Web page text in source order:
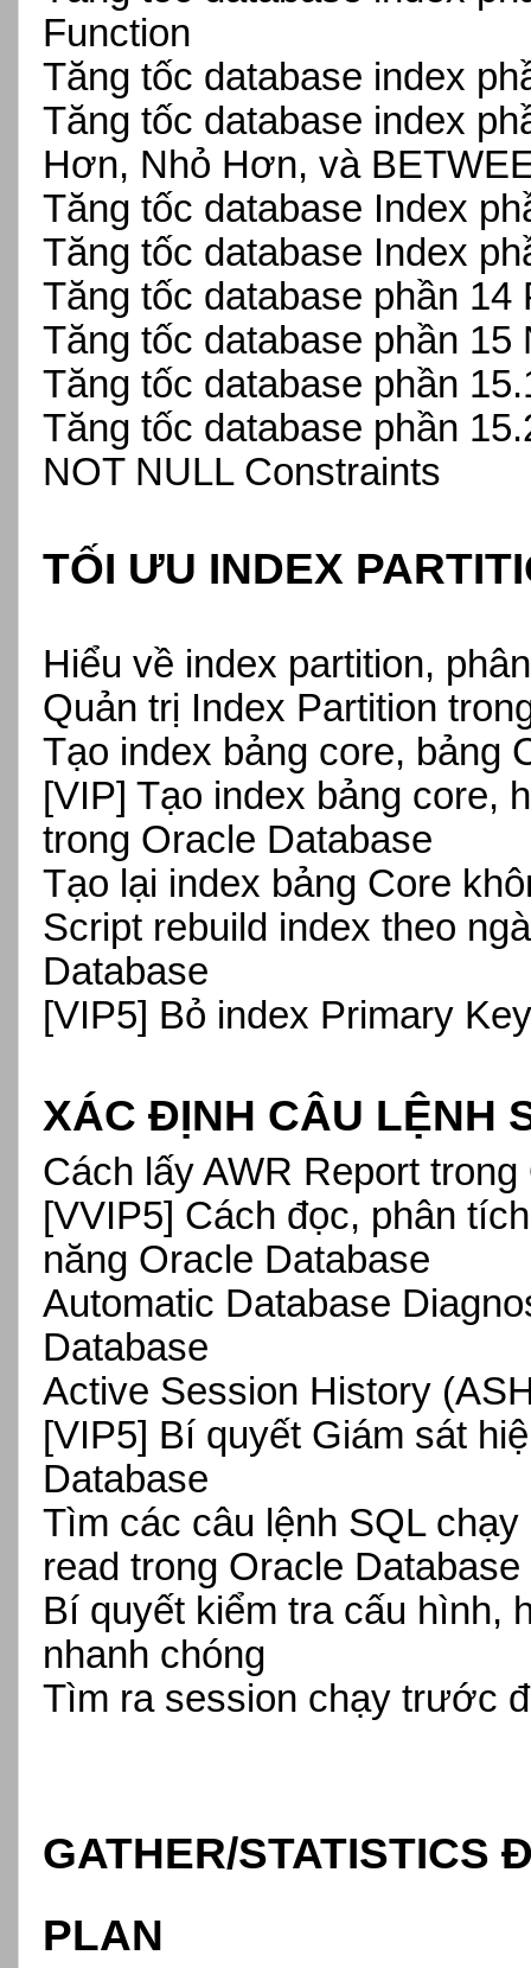
Function
Tăng tốc database index
Tăng tốc database index
Hơn, Nhỏ Hơn, và
Tăng tốc database Index
Tăng tốc database Index
Tăng tốc database phần 14
Tăng tốc database phần
Tăng tốc database phần
Tăng tốc database phần
NOT NULL Constraints
TỐI ƯU INDEX
Hiểu về index partition,
Quản trị Index Partition
Tạo index bảng core, bảng
[VIP] Tạo index bảng core,
trong Oracle Database
Tạo lại index bảng Core
Script rebuild index theo
Database
[VIP5] Bỏ index Primary
XÁC ĐỊNH CÂU LỆNH
Cách lấy AWR Report
[VVIP5] Cách đọc, phân
năng Oracle Database
Automatic Database
Database
Active Session History
[VIP5] Bí quyết Giám sát
Database
Tìm các câu lệnh SQL
read trong Oracle Database
Bí quyết kiểm tra cấu hình,
nhanh chóng
Tìm ra session chạy trước
GATHER/STATISTICS
PLAN